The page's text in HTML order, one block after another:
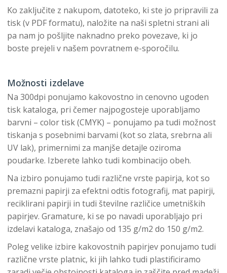
Ko zaključite z nakupom, datoteko, ki ste jo pripravili za
tisk (v PDF formatu), naložite na naši spletni strani ali
pa nam jo pošljite naknadno preko povezave, ki jo
boste prejeli v našem povratnem e-sporočilu.
Možnosti izdelave
Na 300dpi ponujamo kakovostno in cenovno ugoden
tisk kataloga, pri čemer najpogosteje uporabljamo
barvni – color tisk (CMYK) – ponujamo pa tudi možnost
tiskanja s posebnimi barvami (kot so zlata, srebrna ali
UV lak), primernimi za manjše detajle oziroma
poudarke. Izberete lahko tudi kombinacijo obeh.
Na izbiro ponujamo tudi različne vrste papirja, kot so
premazni papirji za efektni odtis fotografij, mat papirji,
reciklirani papirji in tudi številne različice umetniških
papirjev. Gramature, ki se po navadi uporabljajo pri
izdelavi kataloga, znašajo od 135 g/m2 do 150 g/m2.
Poleg velike izbire kakovostnih papirjev ponujamo tudi
različne vrste platnic, ki jih lahko tudi plastificiramo